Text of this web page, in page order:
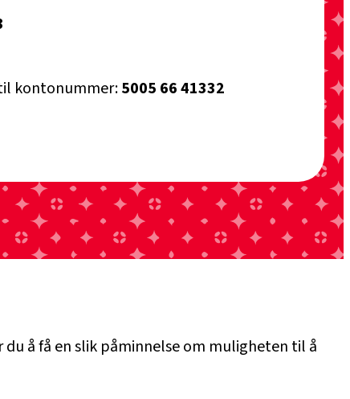
kontonummer:5005 66 41332
å få en slik påminnelse om muligheten til å